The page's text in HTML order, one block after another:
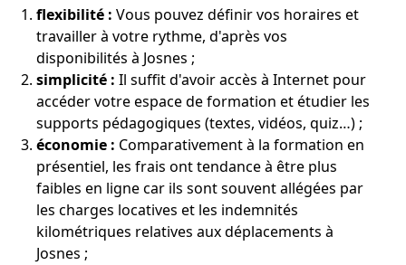
flexibilité : Vous pouvez définir vos horaires et
travailler à votre rythme, d'après vos
disponibilités à Josnes ;
simplicité : Il suffit d'avoir accès à Internet pour
accéder votre espace de formation et étudier les
supports pédagogiques (textes, vidéos, quiz…) ;
économie : Comparativement à la formation en
présentiel, les frais ont tendance à être plus
faibles en ligne car ils sont souvent allégées par
les charges locatives et les indemnités
kilométriques relatives aux déplacements à
Josnes ;